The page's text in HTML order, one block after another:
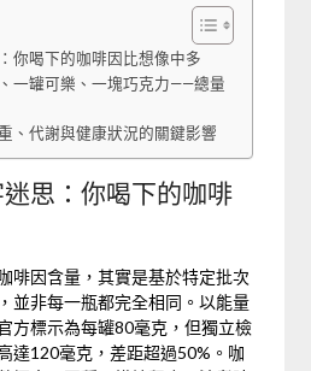
你喝下的咖啡因比想像中多
一罐可樂、一塊巧克力——總量
、代謝與健康狀況的關鍵影響
思：你喝下的咖啡
啡因含量，其實是基於特定批次
並非每一瓶都完全相同。以能量
方標示為每罐80毫克，但獨立檢
達120毫克，差距超過50%。咖